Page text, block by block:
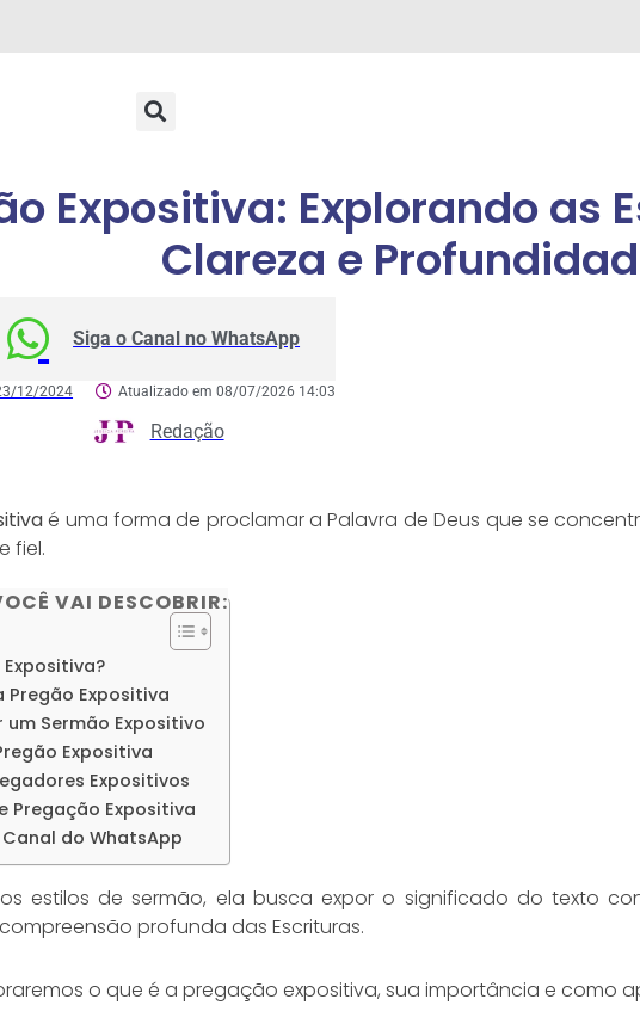
Expositiva: Explorando as
Clareza e
Siga o Canal no WhatsApp
12/2024 Atualizado em 08/07/2026 14:03
Redação
é uma forma de proclamar a Palavra de Deus que se
fiel.
VAI DESCOBRIR:
Expositiva?
Expositiva
Sermão Expositivo
Expositiva
Expositivos
Pregação Expositiva
do WhatsApp
estilos de sermão, ela busca expor o significado do texto
profunda das Escrituras.
o que é a pregação expositiva, sua importância e como